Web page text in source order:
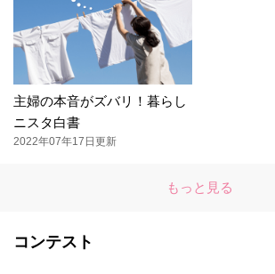
主婦の本音がズバリ！暮らし
ニスタ白書
2022年07年17日更新
もっと見る
コンテスト